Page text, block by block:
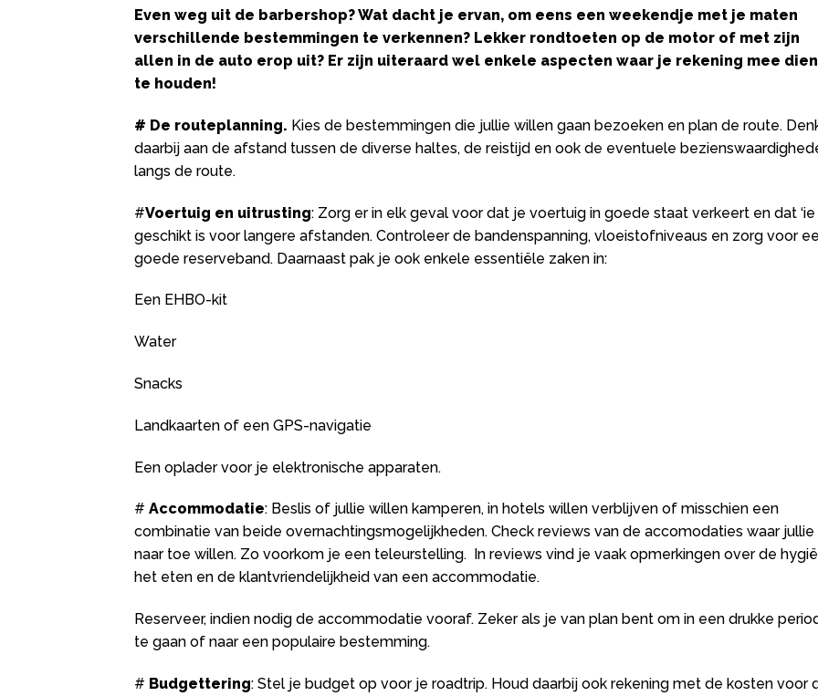
Even weg uit de barbershop? Wat dacht je ervan, om eens een weekendje met je maten
verschillende bestemmingen te verkennen? Lekker rondtoeten op de motor of met zijn
allen in de auto erop uit? Er zijn uiteraard wel enkele aspecten waar je rekening mee
te houden!
# De routeplanning. Kies de bestemmingen die jullie willen gaan bezoeken en plan de route.
daarbij aan de afstand tussen de diverse haltes, de reistijd en ook de eventuele
langs de route.
#Voertuig en uitrusting: Zorg er in elk geval voor dat je voertuig in goede staat verkeert en dat ‘ie
geschikt is voor langere afstanden. Controleer de bandenspanning, vloeistofniveaus en zorg voor
goede reserveband. Daarnaast pak je ook enkele essentiële zaken in:
Een EHBO-kit
Water
Snacks
Landkaarten of een GPS-navigatie
Een oplader voor je elektronische apparaten.
# Accommodatie: Beslis of jullie willen kamperen, in hotels willen verblijven of misschien een
combinatie van beide overnachtingsmogelijkheden. Check reviews van de accomodaties waar jullie
naar toe willen. Zo voorkom je een teleurstelling. In reviews vind je vaak opmerkingen over de
het eten en de klantvriendelijkheid van een accommodatie.
Reserveer, indien nodig de accommodatie vooraf. Zeker als je van plan bent om in een drukke
te gaan of naar een populaire bestemming.
# Budgettering: Stel je budget op voor je roadtrip. Houd daarbij ook rekening met de kosten voor